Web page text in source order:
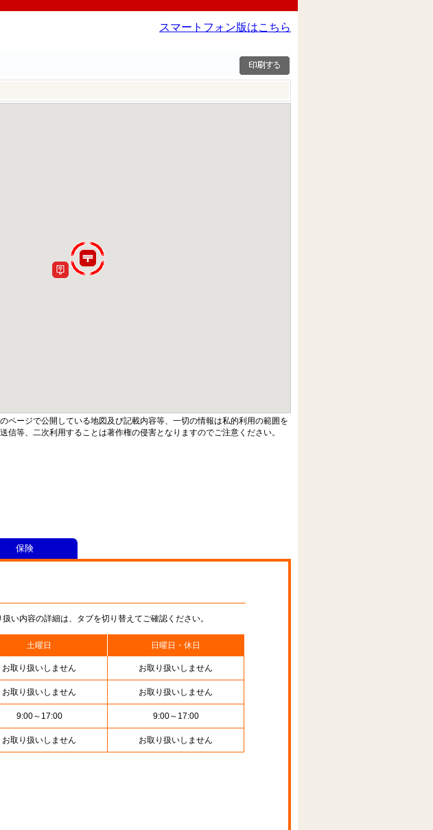
スマートフォン版はこちら
ページで公開している地図及び記載内容等、一切の情報は私的利用の範囲を
信等、二次利用することは著作権の侵害となりますのでご注意ください。
い内容の詳細は、タブを切り替えてご確認ください。
土曜日 日曜日・休日
お取り扱いしません お取り扱いしません
お取り扱いしません お取り扱いしません
9:00～17:00 9:00～17:00
お取り扱いしません お取り扱いしません
保険